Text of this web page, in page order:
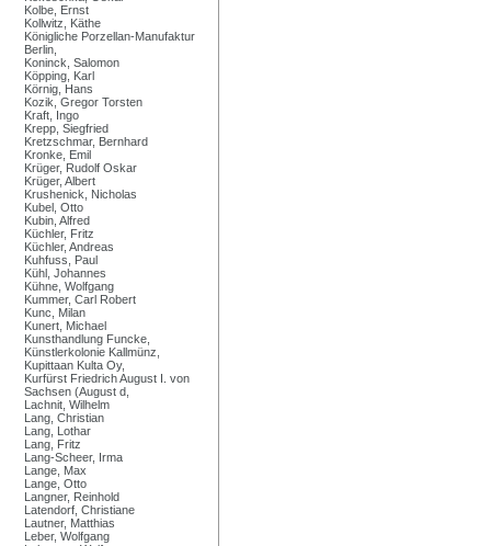
Kolbe, Ernst
Kollwitz, Käthe
Königliche Porzellan-Manufaktur
Berlin,
Koninck, Salomon
Köpping, Karl
Körnig, Hans
Kozik, Gregor Torsten
Kraft, Ingo
Krepp, Siegfried
Kretzschmar, Bernhard
Kronke, Emil
Krüger, Rudolf Oskar
Krüger, Albert
Krushenick, Nicholas
Kubel, Otto
Kubin, Alfred
Küchler, Fritz
Küchler, Andreas
Kuhfuss, Paul
Kühl, Johannes
Kühne, Wolfgang
Kummer, Carl Robert
Kunc, Milan
Kunert, Michael
Kunsthandlung Funcke,
Künstlerkolonie Kallmünz,
Kupittaan Kulta Oy,
Kurfürst Friedrich August I. von
Sachsen (August d,
Lachnit, Wilhelm
Lang, Christian
Lang, Lothar
Lang, Fritz
Lang-Scheer, Irma
Lange, Max
Lange, Otto
Langner, Reinhold
Latendorf, Christiane
Lautner, Matthias
Leber, Wolfgang